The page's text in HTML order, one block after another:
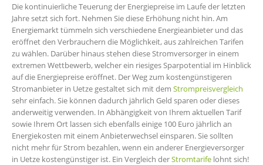
Die kontinuierliche Teuerung der Energiepreise im Laufe der letzten
Jahre setzt sich fort. Nehmen Sie diese Erhöhung nicht hin. Am
Energiemarkt tümmeln sich verschiedene Energieanbieter und das
eröffnet den Verbrauchern die Möglichkeit, aus zahlreichen Tarifen
zu wählen. Darüber hinaus stehen diese Stromversorger in einem
extremen Wettbewerb, welcher ein riesiges Sparpotential im Hinblick
auf die Energiepreise eröffnet. Der Weg zum kostengünstigeren
Stromanbieter in Uetze gestaltet sich mit dem Strompreisvergleich
sehr einfach. Sie können dadurch jährlich Geld sparen oder dieses
anderweitig verwenden. In Abhängigkeit von Ihrem aktuellen Tarif
sowie Ihrem Ort lassen sich ebenfalls einige 100 Euro jährlich an
Energiekosten mit einem Anbieterwechsel einsparen. Sie sollten
nicht mehr für Strom bezahlen, wenn ein anderer Energieversorger
in Uetze kostengünstiger ist. Ein Vergleich derStromtarife lohnt sich!